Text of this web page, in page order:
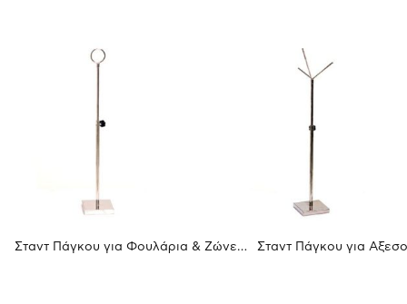
Σταντ Πάγκου για Φουλάρια & Ζώνες L650 Σταντ Πάγκου για